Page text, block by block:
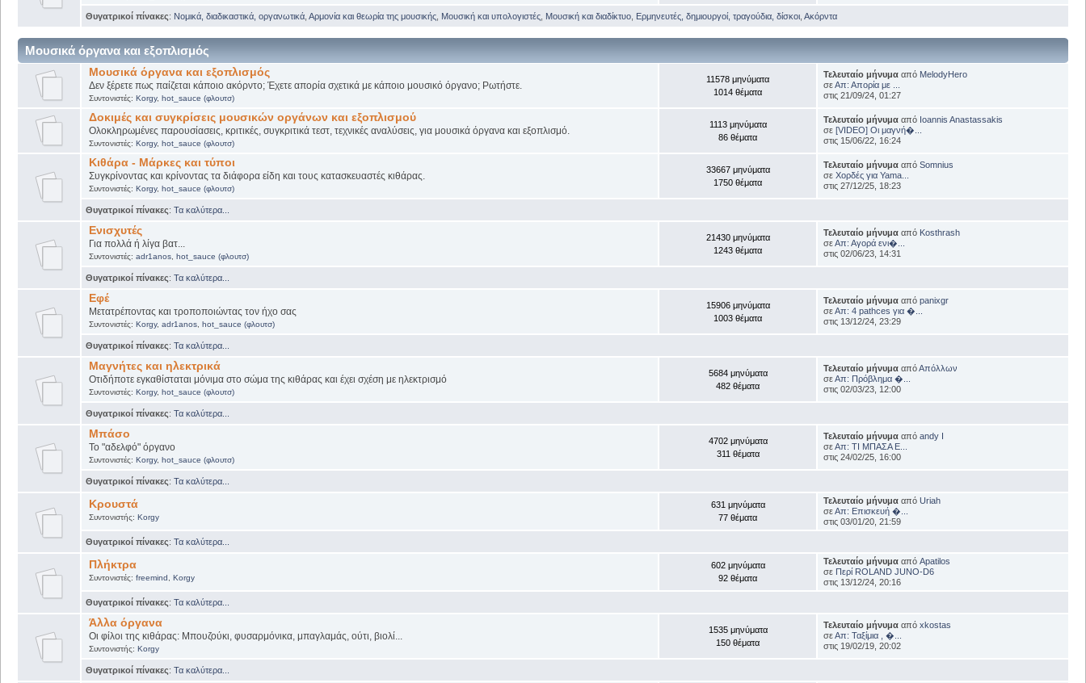
Θυγατρικοί πίνακες: Νομικά, διαδικαστικά, οργανωτικά Αρμονία και θεωρία της μουσικής Μουσική και υπολογιστές Μουσική και διαδίκτυο Ερμηνευτές, δημιουργοί, τραγούδια, δίσκοι Ακόρντα
Μουσικά όργανα και εξοπλισμός
Μουσικά όργανα και εξοπλισμός
Δεν ξέρετε πως παίζεται κάποιο ακόρντο; Έχετε απορία σχετικά με κάποιο μουσικό όργανο; Ρωτήστε.
Συντονιστές: Korgy, hot_sauce (φλουτσ)
11578 μηνύματα
1014 θέματα
Τελευταίο μήνυμα από MelodyHero
σεΑπ: Απορία με ...
στις 21/09/24, 01:27
Δοκιμές και συγκρίσεις μουσικών οργάνων και εξοπλισμού
Ολοκληρωμένες παρουσίασεις, κριτικές, συγκριτικά τεστ, τεχνικές αναλύσεις, για μουσικά όργανα και εξοπλισμό.
Συντονιστές: Korgy, hot_sauce (φλουτσ)
1113 μηνύματα
86 θέματα
Τελευταίο μήνυμα από Ioannis Anastassakis
σε[VIDEO] Οι μαγνή�...
στις 15/06/22, 16:24
Κιθάρα - Μάρκες και τύποι
Συγκρίνοντας και κρίνοντας τα διάφορα είδη και τους κατασκευαστές κιθάρας.
Συντονιστές: Korgy, hot_sauce (φλουτσ)
33667 μηνύματα
1750 θέματα
Τελευταίο μήνυμα απόSomnius
σεΧορδές για Yama...
στις 27/12/25, 18:23
Θυγατρικοί πίνακες: Τα καλύτερα...
Ενισχυτές
Για πολλά ή λίγα βατ...
Συντονιστές: adr1anos, hot_sauce (φλουτσ)
21430 μηνύματα
1243 θέματα
Τελευταίο μήνυμα από Kosthrash
σεΑπ: Αγορά ενι�...
στις 02/06/23, 14:31
Θυγατρικοί πίνακες: Τα καλύτερα...
Εφέ
Μετατρέποντας και τροποποιώντας τον ήχο σας
Συντονιστές: Korgy, adr1anos, hot_sauce (φλουτσ)
15906 μηνύματα
1003 θέματα
Τελευταίο μήνυμα απόpanixgr
σεΑπ: 4 pathces για �...
στις 13/12/24, 23:29
Θυγατρικοί πίνακες: Τα καλύτερα...
Μαγνήτες και ηλεκτρικά
Οτιδήποτε εγκαθίσταται μόνιμα στο σώμα της κιθάρας και έχει σχέση με ηλεκτρισμό
Συντονιστές: Korgy, hot_sauce (φλουτσ)
5684 μηνύματα
482 θέματα
Τελευταίο μήνυμα απόΑπόλλων
σεΑπ: Πρόβλημα �...
στις 02/03/23, 12:00
Θυγατρικοί πίνακες: Τα καλύτερα...
Μπάσο
Το "αδελφό" όργανο
Συντονιστές: Korgy, hot_sauce (φλουτσ)
4702 μηνύματα
311 θέματα
Τελευταίο μήνυμα απόandy I
σεΑπ: ΤΙ ΜΠΑΣΑ Ε...
στις 24/02/25, 16:00
Θυγατρικοί πίνακες: Τα καλύτερα...
Κρουστά
Συντονιστής: Korgy
631 μηνύματα
77 θέματα
Τελευταίο μήνυμα απόUriah
σεΑπ: Επισκευή �...
στις 03/01/20, 21:59
Θυγατρικοί πίνακες: Τα καλύτερα...
Πλήκτρα
Συντονιστές: freemind Korgy
602 μηνύματα
92 θέματα
Τελευταίο μήνυμα απόApatilos
σε Περί ROLAND JUNO-D6
στις 13/12/24, 20:16
Θυγατρικοί πίνακες: Τα καλύτερα...
Άλλα όργανα
Οι φίλοι της κιθάρας: Μπουζούκι, φυσαρμόνικα, μπαγλαμάς, ούτι, βιολί...
Συντονιστής: Korgy
1535 μηνύματα
150 θέματα
Τελευταίο μήνυμα απόxkostas
σεΑπ: Ταξίμια , �...
στις 19/02/19, 20:02
Θυγατρικοί πίνακες: Τα καλύτερα...